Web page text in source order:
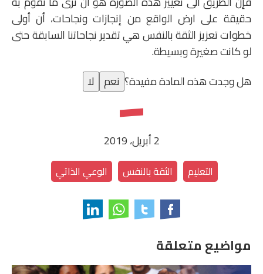
حقيقة على ارض الواقع من إنجازات ونجاحات، أن أولى
خطوات تعزيز الثقة بالنفس هي تقدير نجاحاتنا السابقة حتى
لو كانت صغيرة وبسيطة.
هل وجدت هذه المادة مفيدة؟ نعم لا
2 أبريل، 2019
التعليم الثقة بالنفس الوعي الذاتي
مواضيع متعلقة